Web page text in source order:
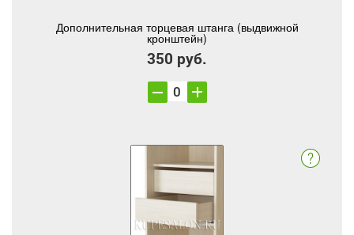
Дополнительная торцевая штанга (выдвижной
кронштейн)
350 руб.